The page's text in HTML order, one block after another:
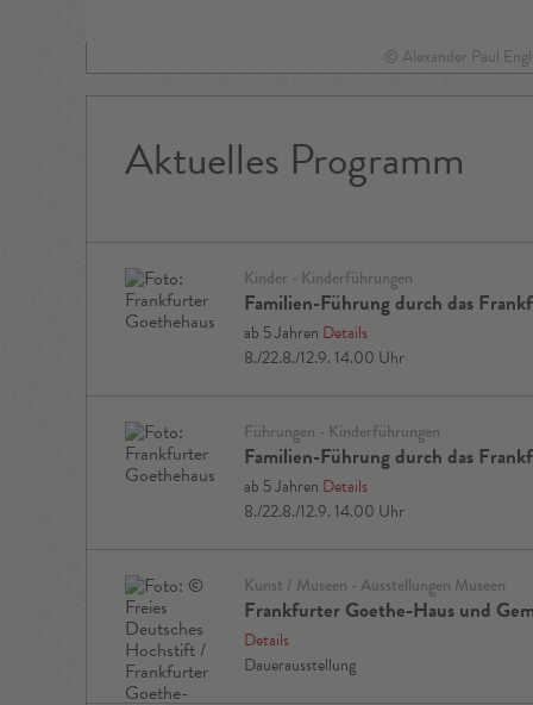
© Alexander Paul
Aktuelles Programm
Kinder - Kinderführungen
Familien-Führung durch das
ab 5 Jahren Details
8./22.8./12.9. 14.00 Uhr
Führungen - Kinderführungen
Familien-Führung durch das
ab 5 Jahren Details
8./22.8./12.9. 14.00 Uhr
Kunst / Museen - Ausstellungen Museen
Frankfurter Goethe-Haus und
Details
Dauerausstellung